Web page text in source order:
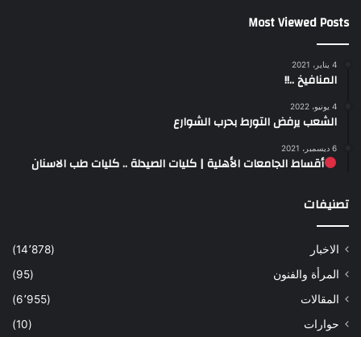
Most Viewed Posts
4 يناير، 2021
المنافيخ ..!!
4 يونيو، 2022
الشعب يرفض التورط بحرب الشوارع
6 ديسمبر، 2021
أقساط الجامعات الأهلية | كليات الصيدلة .. كليات طب الاسنان
تصنيفات
الاخبار
(14٬878)
المرأة والفنون
(95)
المقالات
(6٬955)
حوارات
(10)